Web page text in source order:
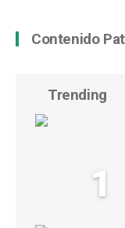
Contenido
Trending
1